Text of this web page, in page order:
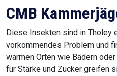
CMB
Diese Insekten sind in Tholey
vorkommendes Problem und
warmen Orten wie Bädern
für Stärke und Zucker greifen